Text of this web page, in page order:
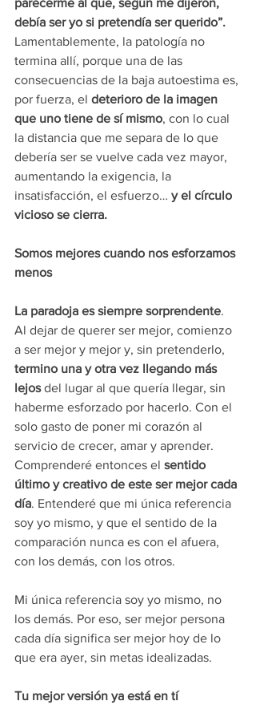
parecerme al que, según me dijeron,
debía ser yo si pretendía ser querido”.
Lamentablemente, la patología no
termina allí, porque una de las
consecuencias de la baja autoestima es,
por fuerza, el deterioro de la imagen
que uno tiene de sí mismo, con lo cual
la distancia que me separa de lo que
debería ser se vuelve cada vez mayor,
aumentando la exigencia, la
insatisfacción, el esfuerzo… y el círculo
vicioso se cierra.
Somos mejores cuando nos esforzamos
menos
La paradoja es siempre sorprendente.
Al dejar de querer ser mejor, comienzo
a ser mejor y mejor y, sin pretenderlo,
termino una y otra vez llegando más
lejos del lugar al que quería llegar, sin
haberme esforzado por hacerlo. Con el
solo gasto de poner mi corazón al
servicio de crecer, amar y aprender.
Comprenderé entonces el sentido
último y creativo de este ser mejor cada
día. Entenderé que mi única referencia
soy yo mismo, y que el sentido de la
comparación nunca es con el afuera,
con los demás, con los otros.
Mi única referencia soy yo mismo, no
los demás. Por eso, ser mejor persona
cada día significa ser mejor hoy de lo
que era ayer, sin metas idealizadas.
Tu mejor versión ya está en tí